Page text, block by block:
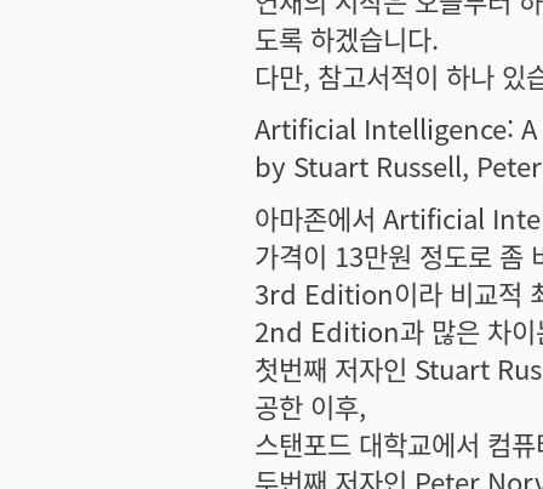
도록 하겠습니다.
다만, 참고서적이 하나 있
Artificial Intelligence:
by Stuart Russell,
아마존에서 Artificial
가격이 13만원 정도로 좀
3rd Edition이라 비교적
2nd Edition과 많은 차이
첫번째 저자인 Stuart
공한 이후,
스탠포드 대학교에서 컴
두번째 저자인 Peter